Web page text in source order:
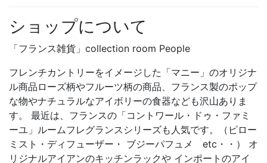
ショップについて
「フランス雑貨」collection room People
フレンチカントリーをイメージした「マニー」のオリジナ
ル商品ローズ柄やフルーツ柄の商品、フランス製のポップ
な物やナチュラルなアイボリーの食器なども沢山ありま
す。 最近は、フランスの「コントワール・ドゥ・ファミ
ーユ」ルームフレグランスシリーズも人気です。（ピロー
ミスト・ディフューザー・ ブジーパフュメ etc・・） オ
リジナルアイアンのキッチンラックや インポートのアイ